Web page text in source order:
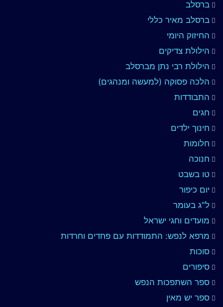
ברסלב
ברסלב מאיר כללי
החיזוק היומי
הילולת צדיקים
הילולת רבי נתן מברסלב
הלכה פסוקה (למעשה ומנהגים)
התבודדות
חגים
חינוך ילדים
חלומות
חנוכה
טו בשבט
יום כיפור
ל"ג בעומר
מועדים וחגי ישראל
מרפא לנפש: התמודדות עם פחדים וחרדות
סוכות
סיפורים
ספר השתפכות הנפש
ספר יש מאין